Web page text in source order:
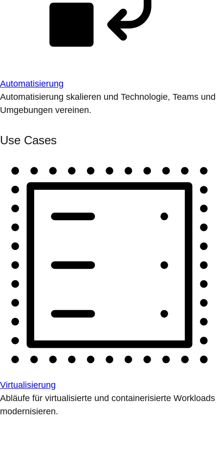
Automatisierung
Automatisierung skalieren und Technologie, Teams und
Umgebungen vereinen.
Use Cases
Virtualisierung
Abläufe für virtualisierte und containerisierte Workloads
modernisieren.